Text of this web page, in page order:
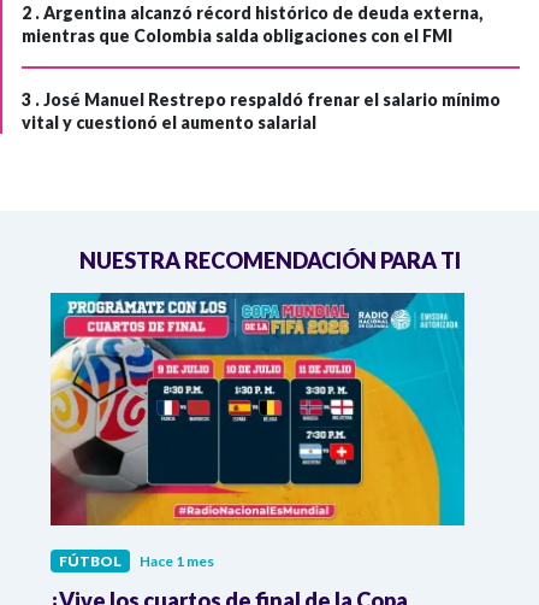
2 .Argentina alcanzó récord histórico de deuda externa,
mientras que Colombia salda obligaciones con el FMI
3 .José Manuel Restrepo respaldó frenar el salario mínimo
vital y cuestionó el aumento salarial
NUESTRA RECOMENDACIÓN PARA TI
FÚTBOL Hace 1 mes